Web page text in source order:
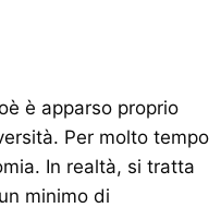
è apparso proprio
Per molto tempo
In realtà, si tratta
minimo di